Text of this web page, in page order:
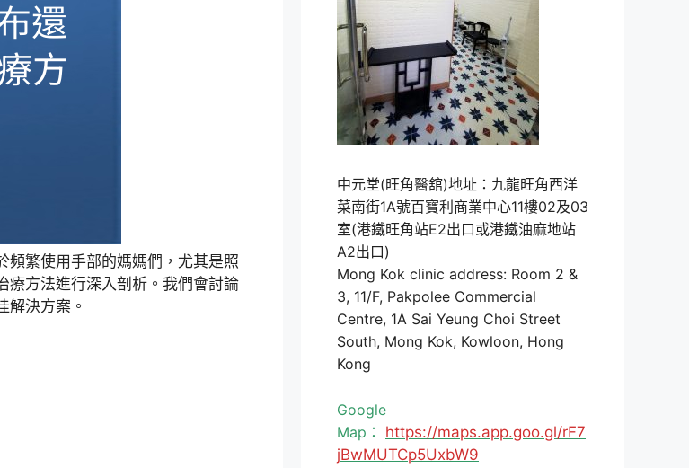
頻繁使用手部的媽媽們，尤其是照
療方法進行深入剖析。我們會討論
解決方案。
中元堂(旺角醫舘)地址：九龍旺角西洋
菜南街1A號百寶利商業中心11樓02及03
室(港鐵旺角站E2出口或港鐵油麻地站
A2出口)
Mong Kok clinic address: Room 2 &
3, 11/F, Pakpolee Commercial
Centre, 1A Sai Yeung Choi Street
South, Mong Kok, Kowloon, Hong
Kong
Google
Map： https://maps.app.goo.gl/rF7
jBwMUTCp5UxbW9